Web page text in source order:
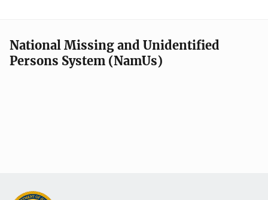
National Missing and Unidentified
Persons System (NamUs)